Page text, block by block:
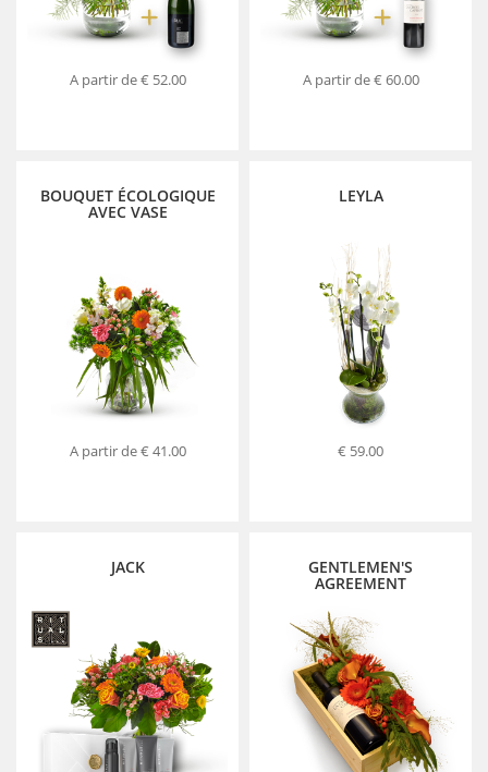
A partir de€ 52.00 A partir de€ 60.00
BOUQUET ÉCOLOGIQUE
AVEC VASE
A partir de€ 41.00
LEYLA
€ 59.00
JACK GENTLEMEN'S
AGREEMENT